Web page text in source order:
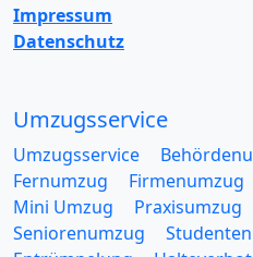
Impressum
Datenschutz
Umzugsservice
Umzugsservice
Fernumzug
Firmenumzug
Mini Umzug
Praxisumzug
Seniorenumzug